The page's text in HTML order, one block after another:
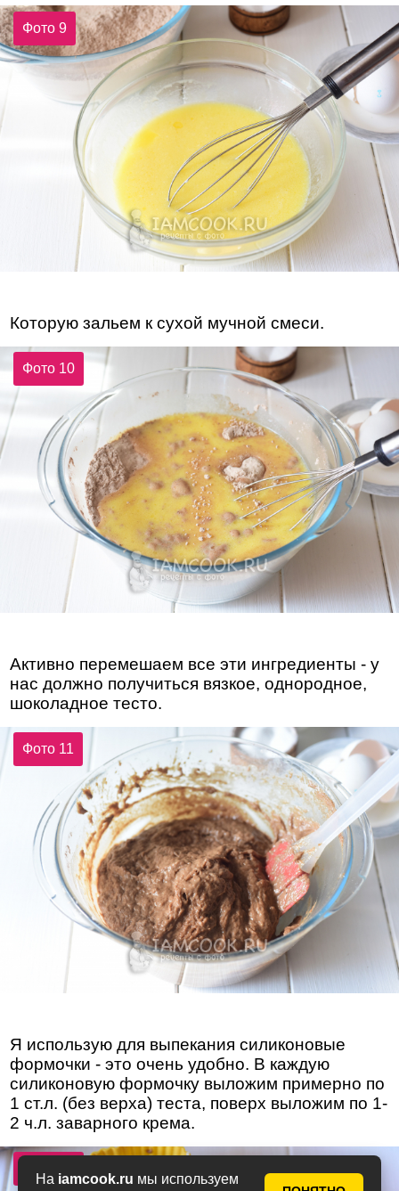
На iamcook.ru мы используем
Фото 9
Которую зальем к сухой мучной смеси.
Фото 10
Активно перемешаем все эти ингредиенты - у
нас должно получиться вязкое, однородное,
шоколадное тесто.
Фото 11
Я использую для выпекания силиконовые
формочки - это очень удобно. В каждую
силиконовую формочку выложим примерно по
1 ст.л. (без верха) теста, поверх выложим по 1-
2 ч.л. заварного крема.